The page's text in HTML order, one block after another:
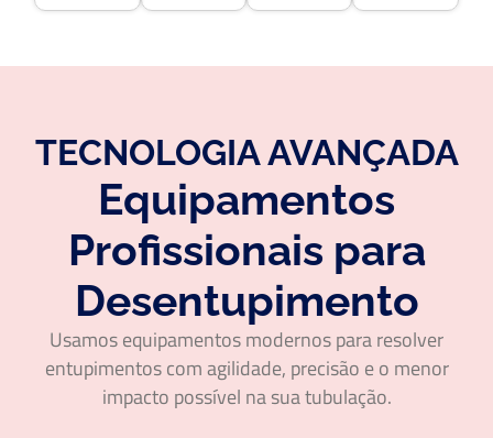
TECNOLOGIA AVANÇADA
Equipamentos
Profissionais para
Desentupimento
Usamos equipamentos modernos para resolver
entupimentos com agilidade, precisão e o menor
impacto possível na sua tubulação.